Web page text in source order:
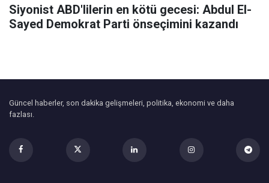
Siyonist ABD'lilerin en kötü gecesi: Abdul El-
Sayed Demokrat Parti önseçimini kazandı
Güncel haberler, son dakika gelişmeleri, politika, ekonomi ve daha
fazlası.